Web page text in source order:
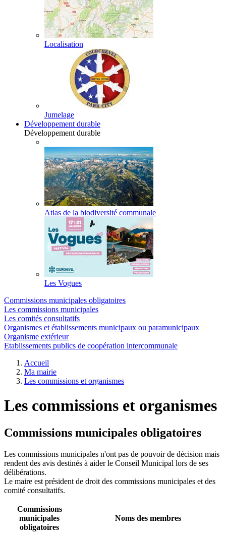
Localisation
Jumelage
Développement durable
Développement durable
Atlas de la biodiversité communale
Les Vogues
Commissions municipales obligatoires
Les commissions municipales
Les comités consultatifs
Organismes et établissements municipaux ou paramunicipaux
Organisme extérieur
Etablissements publics de coopération intercommunale
Accueil
Ma mairie
Les commissions et organismes
Les commissions et organismes
Commissions municipales obligatoires
Les commissions municipales n'ont pas de pouvoir de décision mais
rendent des avis destinés à aider le Conseil Municipal lors de ses
délibérations.
Le maire est président de droit des commissions municipales et des
comité consultatifs.
Commissions
municipales
obligatoires
Noms des membres